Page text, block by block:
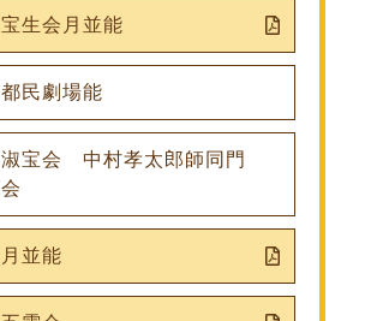
宝生会月並能
都民劇場能
淑宝会 中村孝太郎師同門
会
月並能